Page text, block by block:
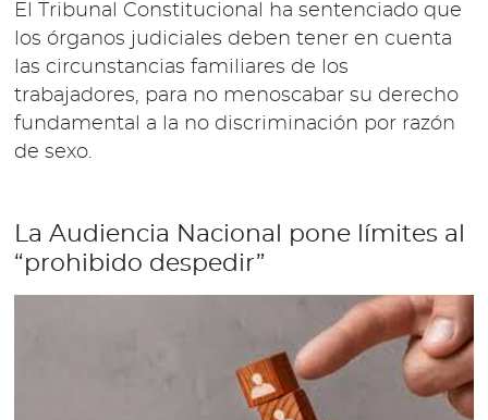
El Tribunal Constitucional ha sentenciado que
los órganos judiciales deben tener en cuenta
las circunstancias familiares de los
trabajadores, para no menoscabar su derecho
fundamental a la no discriminación por razón
de sexo.
La Audiencia Nacional pone límites al
“prohibido despedir”